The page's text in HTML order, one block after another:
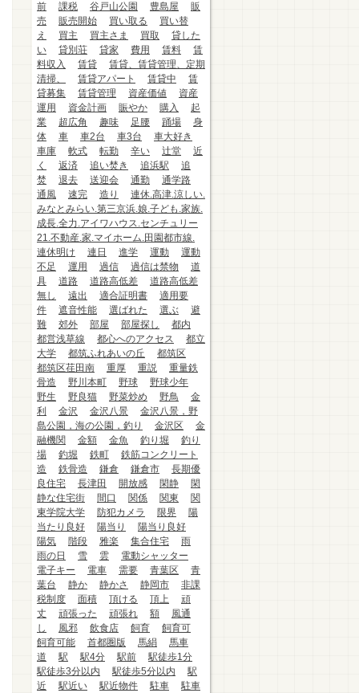
前
課税 谷戸山公園 豊島屋
販
売
販売開始 買い取る
買い替
え
買主 買主さま 買取
貸した
い
貸別荘 貸家 費用 賃料
賃
料収入
賃貸
賃貸、賃貸管理、定期
清掃、
賃貸アパート 賃貸中
賃
貸募集
賃貸管理 資産価値
資産
運用
資金計画 賑やか 購入
起
業
超広角 趣味 足腰 踊場
身
体
車 車2台 車3台
車大好き
車庫
軟式 転勤 辛い 辻堂
近
く
返済 追い焚き 追浜駅
追
焚
退去 送迎会 通勤
通学路
通風
速完 造り
連休.高津.涼しい.
みなとみらい.第三京浜.娘.子ども.家族.
成長.全力.アイワハウス.センチュリー
21.不動産.家.マイホーム.田園都市線.
連休明け
連日 進学 運動
運動
不足
運用 過信 過信は禁物
道
具
道路 道路高低差
道路高低差
無し
遠出 適合証明書
適用要
件
遮音性能 選ばれた 選ぶ
避
難
郊外 部屋 部屋探し
都内
都営浅草線
都心へのアクセス
都立
大学
都筑ふれあいの丘
都筑区
都筑区荏田南
重厚 重説
重量鉄
骨造
野川本町 野球
野球少年
野生
野良猫 野菜炒め 野鳥
金
利
金沢 金沢八景
金沢八景，野
島公園，海の公園，釣り
金沢区
金
融機関
金額 金魚 釣り堀
釣り
場
釣堀 鉄町
鉄筋コンクリート
造
鉄骨造 鎌倉 鎌倉市
長期優
良住宅
長津田 開放感 閑静
閑
静な住宅街
間口 関係 関東
関
東学院大学
防犯カメラ 限界
陽
当たり良好
陽当り
陽当り良好
陽気
階段 雅楽 集合住宅
雨
雨の日
雪 雲
電動シャッター
電子キー
電車 需要 青葉区
青
葉台
静か 静かさ 静岡市
非課
税制度
面積 頂ける 頂上
頑
丈
頑張った 頑張れ 額
風通
し
風邪 飲食店 飼育
飼育可
飼育可能
首都圏版 馬絹
馬車
道
駅 駅4分 駅前
駅徒歩1分
駅徒歩3分以内
駅徒歩5分以内
駅
近
駅近い 駅近物件 駐車
駐車